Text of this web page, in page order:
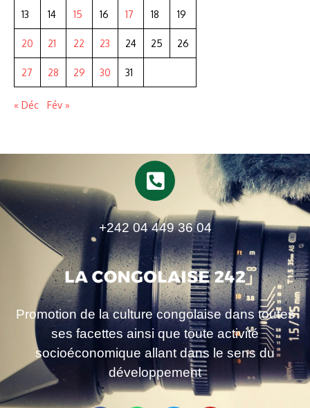
13 14 15 16 17 18 19
20 21 22 23 24 25 26
27 28 29 30 31
« Déc Fév »
+242 04 449 36 04
Promotion de la culture congolaise dans toutes
ses facettes ainsi que toute activité
socioéconomique allant dans le sens du
développement